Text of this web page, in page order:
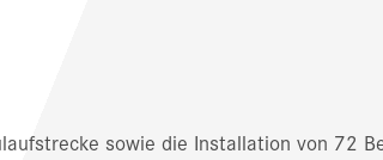
sowie die Installation von 72